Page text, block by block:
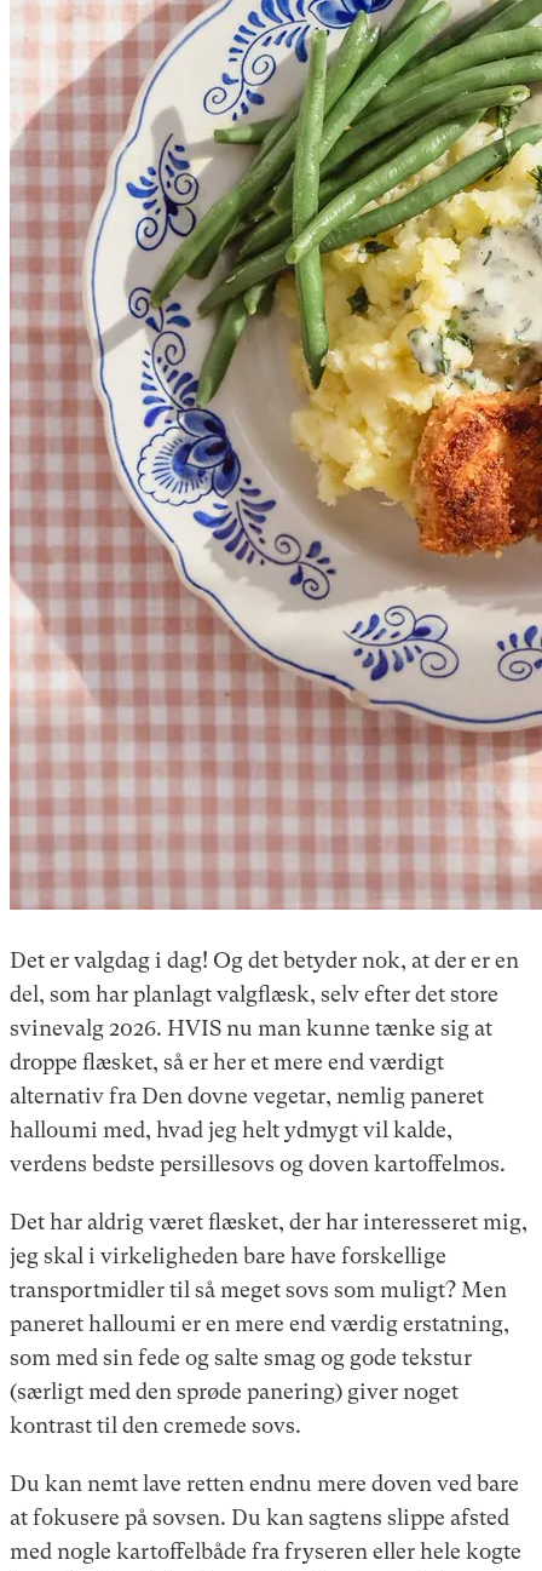
Det er valgdag i dag! Og det betyder nok, at der er en
del, som har planlagt valgflæsk, selv efter det store
svinevalg 2026. HVIS nu man kunne tænke sig at
droppe flæsket, så er her et mere end værdigt
alternativ fra Den dovne vegetar, nemlig paneret
halloumi med, hvad jeg helt ydmygt vil kalde,
verdens bedste persillesovs og doven kartoffelmos.
Det har aldrig været flæsket, der har interesseret mig,
jeg skal i virkeligheden bare have forskellige
transportmidler til så meget sovs som muligt? Men
paneret halloumi er en mere end værdig erstatning,
som med sin fede og salte smag og gode tekstur
(særligt med den sprøde panering) giver noget
kontrast til den cremede sovs.
Du kan nemt lave retten endnu mere doven ved bare
at fokusere på sovsen. Du kan sagtens slippe afsted
med nogle kartoffelbåde fra fryseren eller hele kogte